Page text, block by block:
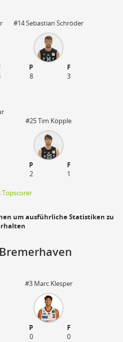
#14 Sebastian Schröder
P
F
8
3
#25 Tim Köpple
P
F
2
1
Topscorer
um ausführliche Statistiken zu
#3 Marc Klesper
P
F
0
0